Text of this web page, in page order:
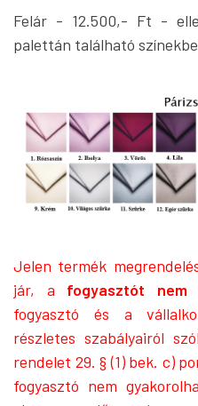
Felár - 12.500,- Ft -
palettán található
Jelen termék
jár, a fogyasztót
fogyasztó és a
részletes szabályairól
rendelet 29. § (1) bek. c)
fogyasztó nem